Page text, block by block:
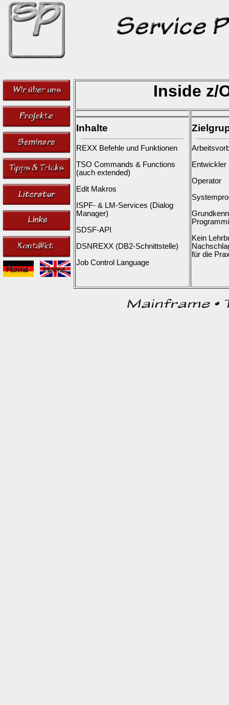
Inside z/
Inhalte
REXX Befehle und Funktionen
TSO Commands & Functions
(auch extended)
Edit Makros
ISPF- & LM-Services (Dialog
Manager)
SDSF-API
DSNREXX (DB2-Schnittstelle)
Job Control Language
Entwickler
Operator
Kein
für die